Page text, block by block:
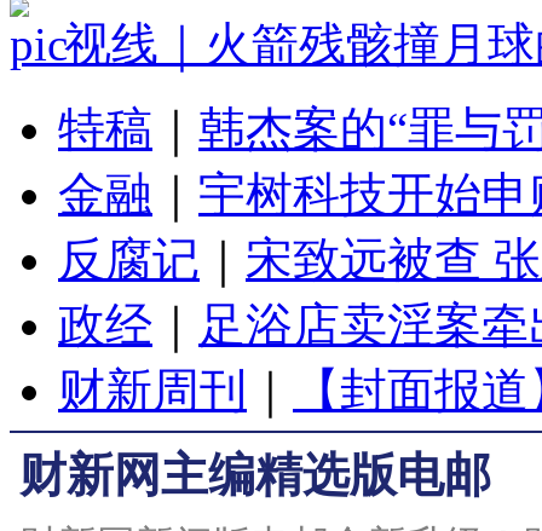
视线｜火箭残骸撞月
特稿
韩杰案的“罪与
金融
宇树科技开始
反腐记
宋致远被查
政经
足浴店卖淫案
财新周刊
【封面报
财新网主编精选版电邮